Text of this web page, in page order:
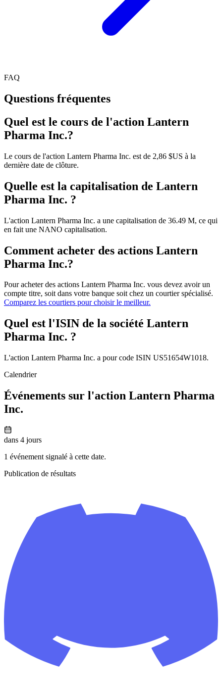
FAQ
Questions fréquentes
Quel est le cours de l'action Lantern
Pharma Inc.?
Le cours de l'action Lantern Pharma Inc. est de 2,86 $US à la
dernière date de clôture.
Quelle est la capitalisation de Lantern
Pharma Inc. ?
L'action Lantern Pharma Inc. a une capitalisation de 36.49 M, ce qui
en fait une NANO capitalisation.
Comment acheter des actions Lantern
Pharma Inc.?
Pour acheter des actions Lantern Pharma Inc. vous devez avoir un
compte titre, soit dans votre banque soit chez un courtier spécialisé.
Comparez les courtiers pour choisir le meilleur.
Quel est l'ISIN de la société Lantern
Pharma Inc. ?
L'action Lantern Pharma Inc. a pour code ISIN US51654W1018.
Calendrier
Événements sur l'action Lantern Pharma
Inc.
dans 4 jours
1 événement signalé à cette date.
Publication de résultats